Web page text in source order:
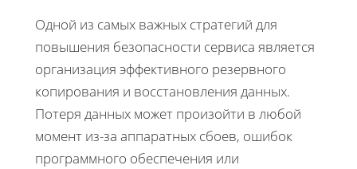
Одной из самых важных стратегий для
повышения безопасности сервиса является
организация эффективного резервного
копирования и восстановления данных.
Потеря данных может произойти в любой
момент из-за аппаратных сбоев, ошибок
программного обеспечения или